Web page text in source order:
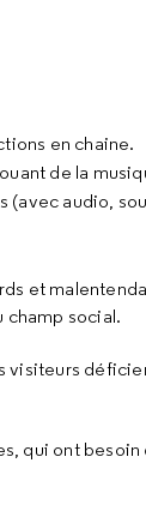
en chaine.
de la
audio,
et
champ social.
visiteurs
qui ont